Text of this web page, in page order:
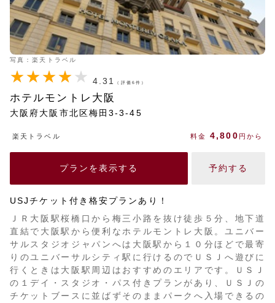
写真：楽天トラベル
4.31 （評価6件）
ホテルモントレ大阪
大阪府大阪市北区梅田3-3-45
USJチケット付き格安プランあり！
ＪＲ大阪駅桜橋口から梅三小路を抜け徒歩５分、地下道
直結で大阪駅から便利なホテルモントレ大阪。ユニバー
サルスタジオジャパンへは大阪駅から１０分ほどで最寄
りのユニバーサルシティ駅に行けるのでＵＳＪへ遊びに
行くときは大阪駅周辺はおすすめのエリアです。ＵＳＪ
の１デイ・スタジオ・パス付きプランがあり、ＵＳＪの
チケットブースに並ばずそのままパークへ入場できるの
楽天トラベル 料金 4,800 円から
プランを表示する 予約する